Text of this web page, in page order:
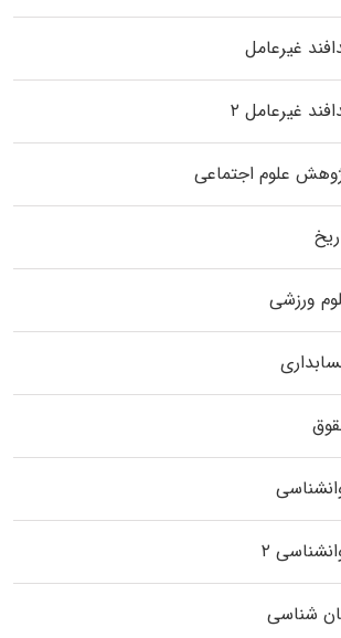
غیرعامل
غیرعامل ۲
علوم اجتماعی
ورزشی
۲
شناسی